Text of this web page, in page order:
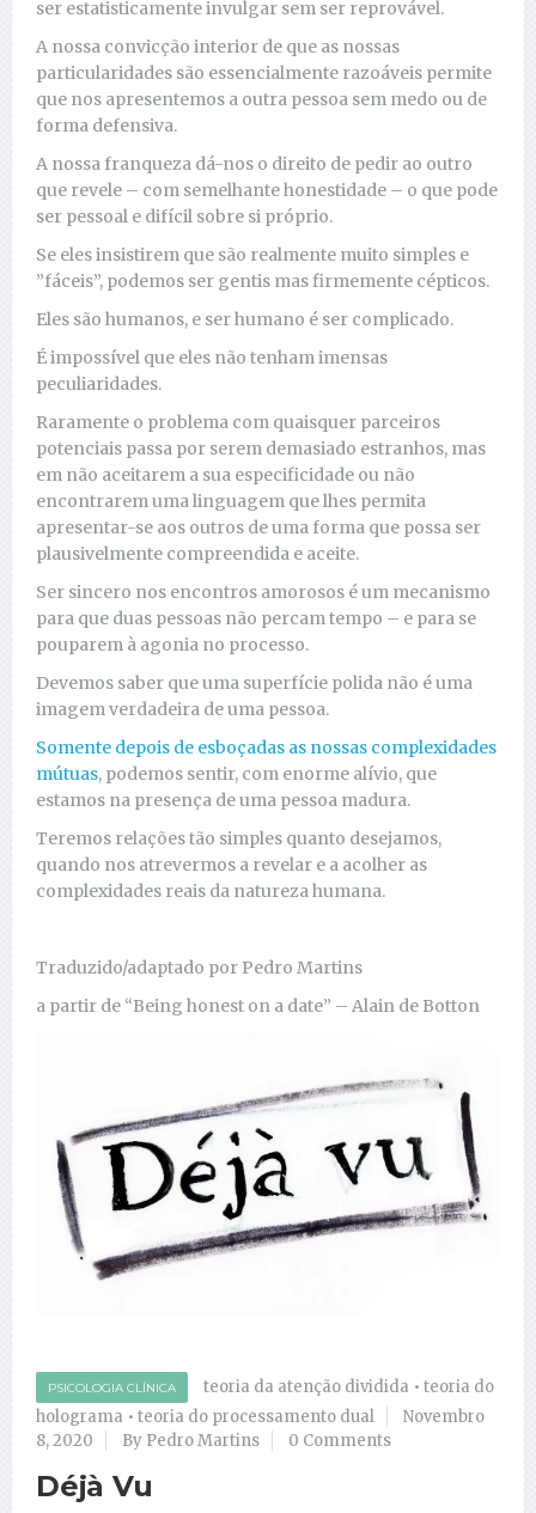
ser estatisticamente invulgar sem ser reprovável.
A nossa convicção interior de que as nossas
particularidades são essencialmente razoáveis permite
que nos apresentemos a outra pessoa sem medo ou de
forma defensiva.
A nossa franqueza dá-nos o direito de pedir ao outro
que revele – com semelhante honestidade – o que pode
ser pessoal e difícil sobre si próprio.
Se eles insistirem que são realmente muito simples e
”fáceis”, podemos ser gentis mas firmemente cépticos.
Eles são humanos, e ser humano é ser complicado.
É impossível que eles não tenham imensas
peculiaridades.
Raramente o problema com quaisquer parceiros
potenciais passa por serem demasiado estranhos, mas
em não aceitarem a sua especificidade ou não
encontrarem uma linguagem que lhes permita
apresentar-se aos outros de uma forma que possa ser
plausivelmente compreendida e aceite.
Ser sincero nos encontros amorosos é um mecanismo
para que duas pessoas não percam tempo – e para se
pouparem à agonia no processo.
Devemos saber que uma superfície polida não é uma
imagem verdadeira de uma pessoa.
Somente depois de esboçadas as nossas complexidades
mútuas, podemos sentir, com enorme alívio, que
estamos na presença de uma pessoa madura.
Teremos relações tão simples quanto desejamos,
quando nos atrevermos a revelar e a acolher as
complexidades reais da natureza humana.
Traduzido/adaptado por Pedro Martins
a partir de “Being honest on a date” – Alain de Botton
PSICOLOGIA CLÍNICA teoria da atenção dividida • teoria do
holograma • teoria do processamento dual
Novembro
8, 2020
By Pedro Martins 0 Comments
Déjà Vu